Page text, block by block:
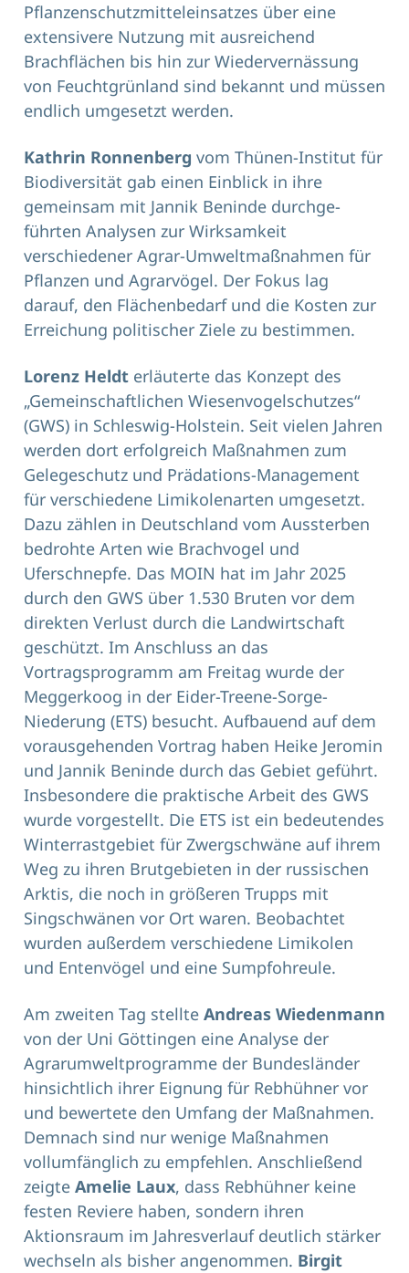
Pflanzenschutzmitteleinsatzes über eine
extensivere Nutzung mit ausreichend
Brachflächen bis hin zur Wiedervernässung
von Feuchtgrünland sind bekannt und müssen
endlich umgesetzt werden.
Kathrin Ronnenberg vom Thünen-Institut für
Biodiversität gab einen Einblick in ihre
gemeinsam mit Jannik Beninde durchge­
führten Analysen zur Wirksamkeit
verschiedener Agrar-Umweltmaßnahmen für
Pflanzen und Agrarvögel. Der Fokus lag
darauf, den Flächenbedarf und die Kosten zur
Erreichung politischer Ziele zu bestimmen.
Lorenz Heldt erläuterte das Konzept des
„Gemeinschaftlichen Wiesenvogelschutzes“
(GWS) in Schleswig-Holstein. Seit vielen Jahren
werden dort erfolgreich Maßnahmen zum
Gelegeschutz und Prädations-Management
für verschiedene Limikolenarten umgesetzt.
Dazu zählen in Deutschland vom Aussterben
bedrohte Arten wie Brachvogel und
Uferschnepfe. Das MOIN hat im Jahr 2025
durch den GWS über 1.530 Bruten vor dem
direkten Verlust durch die Landwirtschaft
geschützt. Im Anschluss an das
Vortragsprogramm am Freitag wurde der
Meggerkoog in der Eider-Treene-Sorge-
Niederung (ETS) besucht. Aufbauend auf dem
vorausgehenden Vortrag haben Heike Jeromin
und Jannik Beninde durch das Gebiet geführt.
Insbesondere die praktische Arbeit des GWS
wurde vorgestellt. Die ETS ist ein bedeutendes
Winterrastgebiet für Zwergschwäne auf ihrem
Weg zu ihren Brutgebieten in der russischen
Arktis, die noch in größeren Trupps mit
Singschwänen vor Ort waren. Beobachtet
wurden außerdem verschiedene Limikolen
und Entenvögel und eine Sumpfohreule.
Am zweiten Tag stellte Andreas Wiedenmann
von der Uni Göttingen eine Analyse der
Agrarumweltprogramme der Bundesländer
hinsichtlich ihrer Eignung für Rebhühner vor
und bewertete den Umfang der Maßnahmen.
Demnach sind nur wenige Maßnahmen
vollumfänglich zu empfehlen. Anschließend
zeigte Amelie Laux, dass Rebhühner keine
festen Reviere haben, sondern ihren
Aktionsraum im Jahresverlauf deutlich stärker
wechseln als bisher angenommen. Birgit